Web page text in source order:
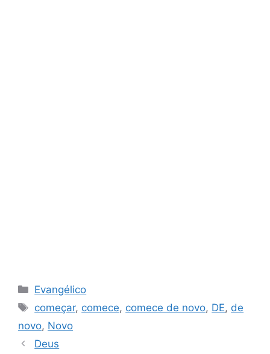
Categorias
Evangélico
Tags
começar, comece, comece de novo, DE, de
novo, Novo
Deus